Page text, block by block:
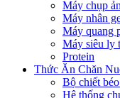
Máy chụp
Máy nhân
Máy quang
Máy siêu ly
Protein
Thức Ăn Chăn
Bộ chiết
Hệ thống